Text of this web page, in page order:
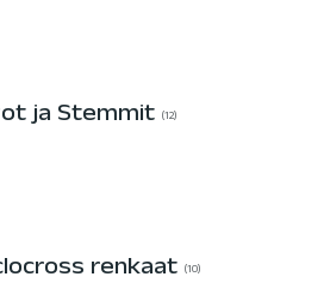
ja Stemmit 12
renkaat 10